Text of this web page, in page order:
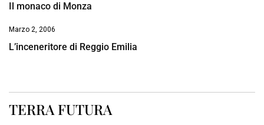
Il monaco di Monza
Marzo 2, 2006
L’inceneritore di Reggio Emilia
TERRA FUTURA